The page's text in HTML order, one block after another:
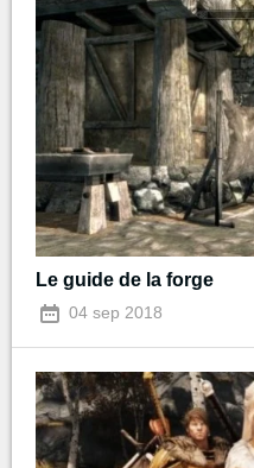
Le guide de la forge
04 sep 2018